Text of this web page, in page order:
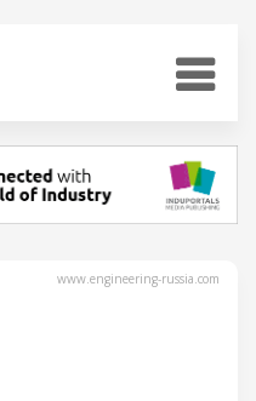
www.engineering-russia.com